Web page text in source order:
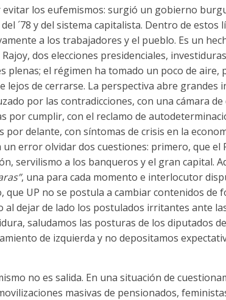
evitar los eufemismos: surgió un gobierno
´78 y del sistema capitalista. Dentro de
a los trabajadores y el pueblo. Es un
dos elecciones presidenciales,
plenas; el régimen ha tomado un poco de
lejos de cerrarse. La perspectiva abre
por las contradicciones, con una cámara
por cumplir, con el reclamo de
por delante, con síntomas de crisis en la
un error olvidar dos cuestiones: primero, que el
servilismo a los banqueros y el gran capital.
, una para cada momento e interlocutor
que UP no se postula a cambiar contenidos de
al dejar de lado los postulados irritantes ante
saludamos las posturas de los diputados
de izquierda y no depositamos
no es salida. En una situación de
masivas de pensionados,